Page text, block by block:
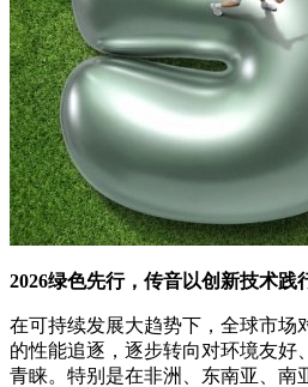
2026绿色先行，传音以创新技术践
在可持续发展大趋势下，全球市场
的性能追逐，逐步转向对环境友好
青睐。特别是在非洲、东南亚、南